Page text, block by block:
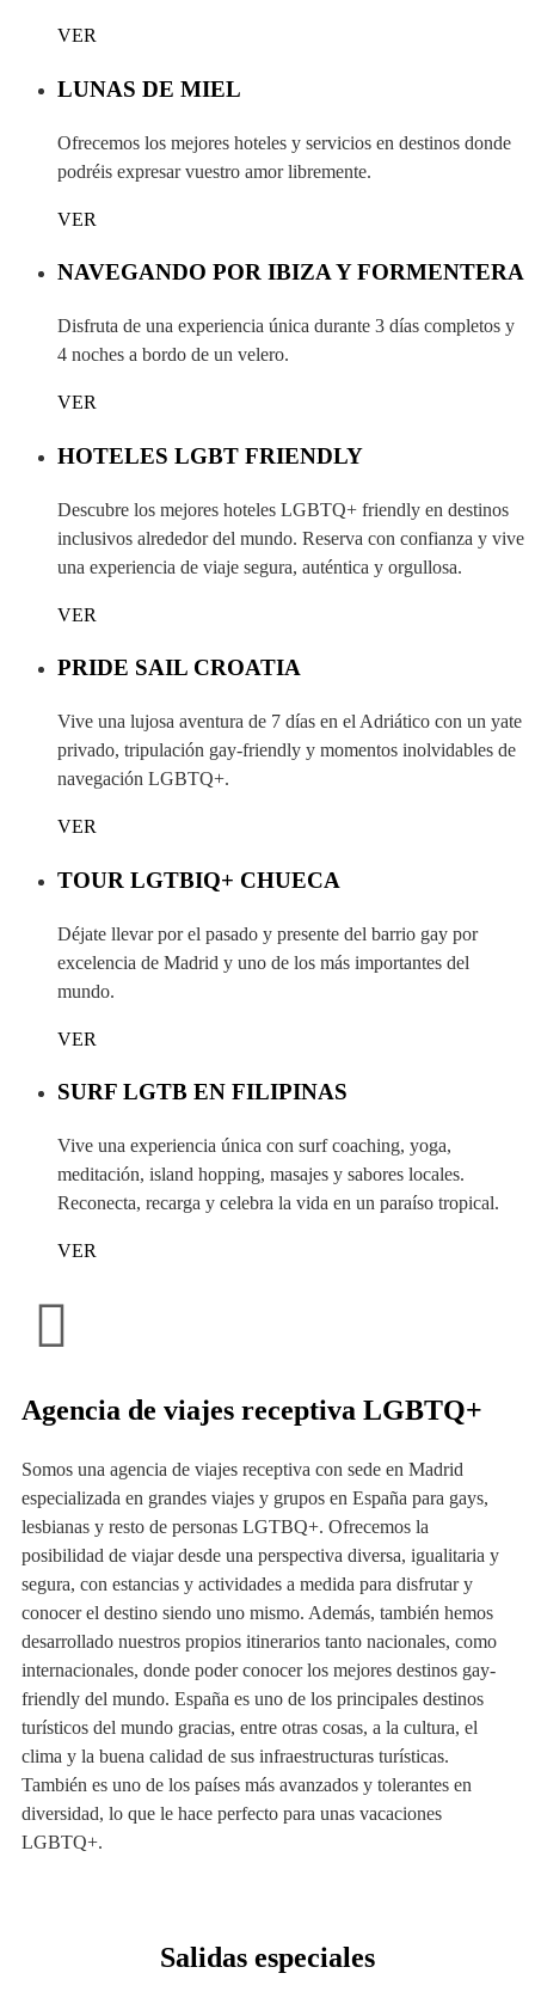
VER
LUNAS DE MIEL
Ofrecemos los mejores hoteles y servicios en destinos donde
podréis expresar vuestro amor libremente.
VER
NAVEGANDO POR IBIZA Y FORMENTERA
Disfruta de una experiencia única durante 3 días completos y
4 noches a bordo de un velero.
VER
HOTELES LGBT FRIENDLY
Descubre los mejores hoteles LGBTQ+ friendly en destinos
inclusivos alrededor del mundo. Reserva con confianza y vive
una experiencia de viaje segura, auténtica y orgullosa.
VER
PRIDE SAIL CROATIA
Vive una lujosa aventura de 7 días en el Adriático con un yate
privado, tripulación gay-friendly y momentos inolvidables de
navegación LGBTQ+.
VER
TOUR LGTBIQ+ CHUECA
Déjate llevar por el pasado y presente del barrio gay por
excelencia de Madrid y uno de los más importantes del
mundo.
VER
SURF LGTB EN FILIPINAS
Vive una experiencia única con surf coaching, yoga,
meditación, island hopping, masajes y sabores locales.
Reconecta, recarga y celebra la vida en un paraíso tropical.
VER
Agencia de viajes receptiva LGBTQ+
Somos una agencia de viajes receptiva con sede en Madrid
especializada en grandes viajes y grupos en España para gays,
lesbianas y resto de personas LGTBQ+. Ofrecemos la
posibilidad de viajar desde una perspectiva diversa, igualitaria y
segura, con estancias y actividades a medida para disfrutar y
conocer el destino siendo uno mismo. Además, también hemos
desarrollado nuestros propios itinerarios tanto nacionales, como
internacionales, donde poder conocer los mejores destinos gay-
friendly del mundo. España es uno de los principales destinos
turísticos del mundo gracias, entre otras cosas, a la cultura, el
clima y la buena calidad de sus infraestructuras turísticas.
También es uno de los países más avanzados y tolerantes en
diversidad, lo que le hace perfecto para unas vacaciones
LGBTQ+.
Salidas especiales